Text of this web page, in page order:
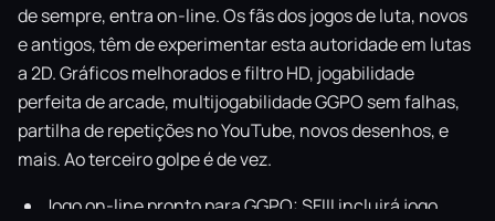
de sempre, entra on-line. Os fãs dos jogos de luta, novos
e antigos, têm de experimentar esta autoridade em lutas
a 2D. Gráficos melhorados e filtro HD, jogabilidade
perfeita de arcade, multijogabilidade GGPO sem falhas,
partilha de repetições no YouTube, novos desenhos, e
mais. Ao terceiro golpe é de vez.
Jogo on-line pronto para GGPO: SFIII incluirá jogo